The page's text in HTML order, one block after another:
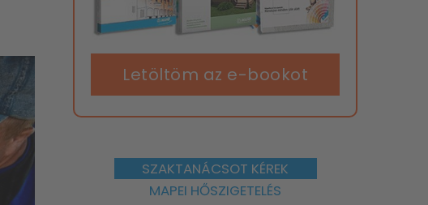
Letöltöm az e-bookot
SZAKTANÁCSOT KÉREK
MAPEI HŐSZIGETELÉS